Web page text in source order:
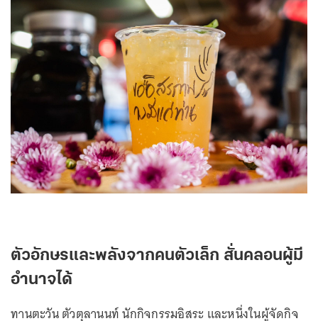
ตัวอักษรและพลังจากคนตัวเล็ก สั่นคลอนผู้มี
อำนาจได้
ทานตะวัน ตัวตุลานนท์ นักกิจกรรมอิสระ และหนึ่งในผู้จัดกิจ